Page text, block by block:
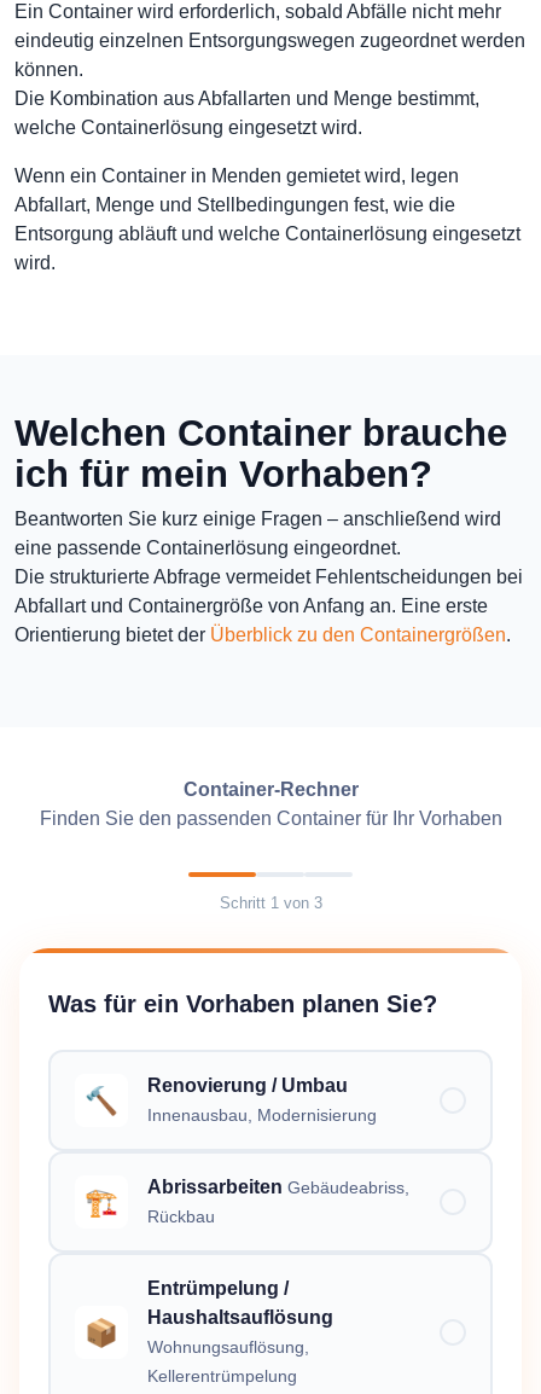
Ein Container wird erforderlich, sobald Abfälle nicht mehr
eindeutig einzelnen Entsorgungswegen zugeordnet werden
können.
Die Kombination aus Abfallarten und Menge bestimmt,
welche Containerlösung eingesetzt wird.
Wenn ein Container in Menden gemietet wird, legen
Abfallart, Menge und Stellbedingungen fest, wie die
Entsorgung abläuft und welche Containerlösung eingesetzt
wird.
Welchen Container brauche
ich für mein Vorhaben?
Beantworten Sie kurz einige Fragen – anschließend wird
eine passende Containerlösung eingeordnet.
Die strukturierte Abfrage vermeidet Fehlentscheidungen bei
Abfallart und Containergröße von Anfang an. Eine erste
Orientierung bietet der Überblick zu den Containergrößen.
Container-Rechner
Finden Sie den passenden Container für Ihr Vorhaben
Schritt 1von 3
Was für ein Vorhaben planen Sie?
🔨 Renovierung / Umbau
Innenausbau, Modernisierung
🏗️ Abrissarbeiten Gebäudeabriss,
Rückbau
📦
Entrümpelung /
Haushaltsauflösung
Wohnungsauflösung,
Kellerentrümpelung